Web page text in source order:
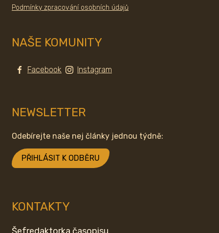
Podmínky zpracování osobních údajů
NAŠE KOMUNITY
Facebook Instagram
NEWSLETTER
Odebírejte naše nej články jednou týdně:
PŘIHLÁSIT K ODBĚRU
KONTAKTY